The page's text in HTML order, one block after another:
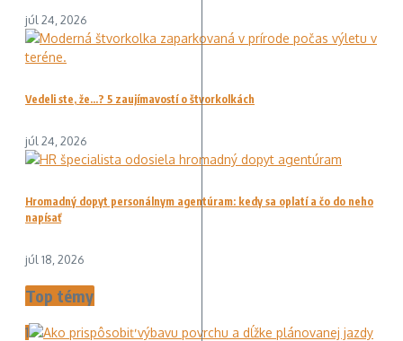
júl 24, 2026
Vedeli ste, že…? 5 zaujímavostí o štvorkolkách
júl 24, 2026
Hromadný dopyt personálnym agentúram: kedy sa oplatí a čo do neho
napísať
júl 18, 2026
Top témy
1